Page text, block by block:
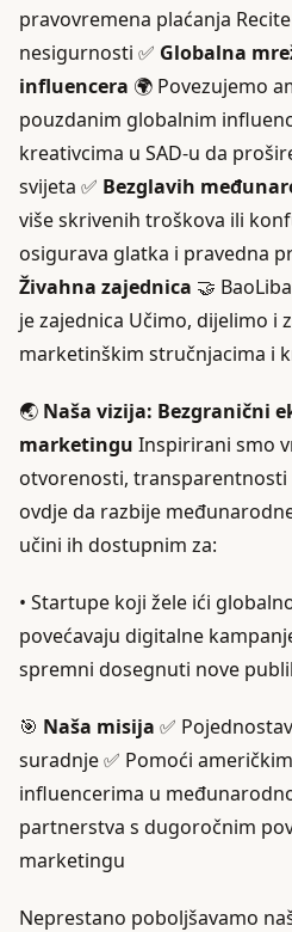
pravovremena plaćanja
nesigurnosti ✅ Globalna
influencera 🌍 Povezujemo
pouzdanim globalnim
kreativcima u SAD-u da
svijeta ✅ Bezglavih
više skrivenih troškova ili
osigurava glatka i pravedna
Živahna zajednica 🤝
je zajednica Učimo, dijelimo i
marketinškim stručnjacima i
🌏 Naša vizija: Bezgranični
marketingu Inspirirani smo
otvorenosti, transparentnosti
ovdje da razbije
učini ih dostupnim za:
• Startupe koji žele ići
povećavaju digitalne
spremni dosegnuti nove
🎯 Naša misija ✅
suradnje ✅ Pomoći
influencerima u
partnerstva s dugoročnim
marketingu
Neprestano poboljšavamo